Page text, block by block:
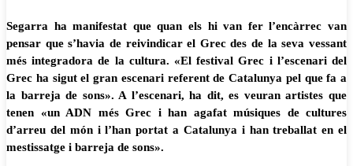
Segarra ha manifestat que quan els hi van fer l’encàrrec van
pensar que s’havia de reivindicar el Grec des de la seva vessant
més integradora de la cultura. «El festival Grec i l’escenari del
Grec ha sigut el gran escenari referent de Catalunya pel que fa a
la barreja de sons». A l’escenari, ha dit, es veuran artistes que
tenen «un ADN més Grec i han agafat músiques de cultures
d’arreu del món i l’han portat a Catalunya i han treballat en el
mestissatge i barreja de sons».